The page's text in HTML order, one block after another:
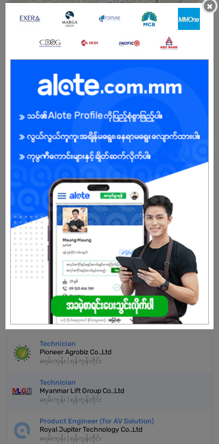
အခွင့်အရေးရှိသူ : ကျား
အလုပ်လျှောက်ရန် ဒီနေရာကို နှိပ်ပါ
အကောင့်မရှိသေးဘူးလား?
မှတ်ပုံတင်မယ်
နောက်ထပ်အလားတူအလုပ်များ
Technician
Pioneer Agrobiz Co.,Ltd
မရမ်းကုန်း | ရန်ကုန်တိုင်း
Technician
Myanmar Lift Group Co.,Ltd
မရမ်းကုန်း | ရန်ကုန်တိုင်း
Product Engineer (for AV Solution)
Royal Jupiter Technology Co.,Ltd
မရမ်းကုန်း | ရန်ကုန်တိုင်း
×